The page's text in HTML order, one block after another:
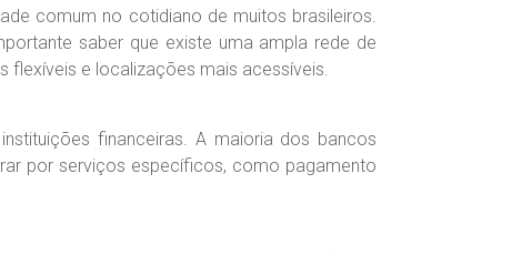
comum no cotidiano de muitos brasileiros.
saber que existe uma ampla rede de
flexíveis e localizações mais acessíveis.
financeiras. A maioria dos bancos
por serviços específicos, como pagamento